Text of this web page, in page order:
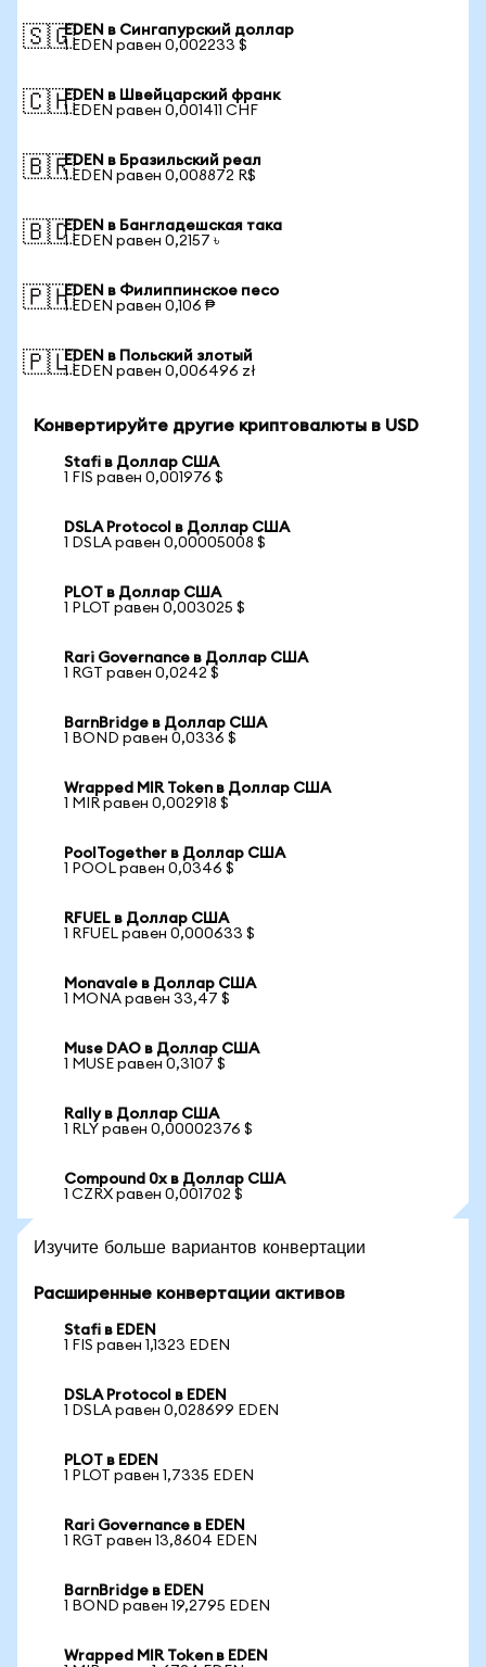
🇸🇬EDEN в Сингапурский доллар
1 EDEN равен 0,002233 $
🇨🇭EDEN в Швейцарский франк
1 EDEN равен 0,001411 CHF
🇧🇷EDEN в Бразильский реал
1 EDEN равен 0,008872 R$
🇧🇩EDEN в Бангладешская така
1 EDEN равен 0,2157 ৳
🇵🇭EDEN в Филиппинское песо
1 EDEN равен 0,106 ₱
🇵🇱EDEN в Польский злотый
1 EDEN равен 0,006496 zł
Конвертируйте другие криптовалюты в USD
Stafi в Доллар США
1 FIS равен 0,001976 $
DSLA Protocol в Доллар США
1 DSLA равен 0,00005008 $
PLOT в Доллар США
1 PLOT равен 0,003025 $
Rari Governance в Доллар США
1 RGT равен 0,0242 $
BarnBridge в Доллар США
1 BOND равен 0,0336 $
Wrapped MIR Token в Доллар США
1 MIR равен 0,002918 $
PoolTogether в Доллар США
1 POOL равен 0,0346 $
RFUEL в Доллар США
1 RFUEL равен 0,000633 $
Monavale в Доллар США
1 MONA равен 33,47 $
Muse DAO в Доллар США
1 MUSE равен 0,3107 $
Rally в Доллар США
1 RLY равен 0,00002376 $
Compound 0x в Доллар США
1 CZRX равен 0,001702 $
Изучите больше вариантов конвертации
Расширенные конвертации активов
Stafi в EDEN
1 FIS равен 1,1323 EDEN
DSLA Protocol в EDEN
1 DSLA равен 0,028699 EDEN
PLOT в EDEN
1 PLOT равен 1,7335 EDEN
Rari Governance в EDEN
1 RGT равен 13,8604 EDEN
BarnBridge в EDEN
1 BOND равен 19,2795 EDEN
Wrapped MIR Token в EDEN